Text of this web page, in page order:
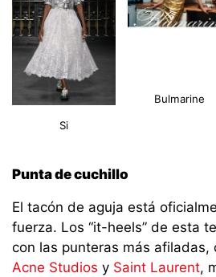
Si
Bulmarine
Punta de cuchillo
El tacón de aguja está
fuerza. Los “it-heels” de esta
con las punteras más afiladas,
Acne Studios y Saint Laurent,